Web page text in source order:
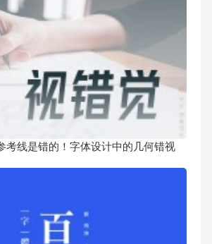
考线是错的！字体设计中的几何错视